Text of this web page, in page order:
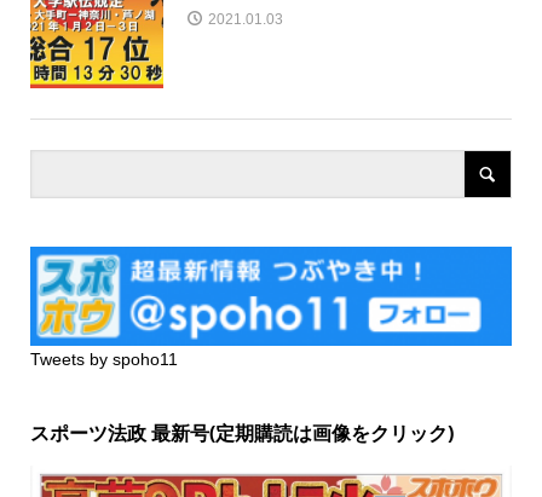
2021.01.03
Tweets by spoho11
スポーツ法政 最新号(定期購読は画像をクリック)